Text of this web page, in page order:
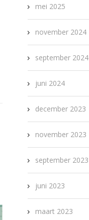
mei 2025
november 2024
september 2024
juni 2024
december 2023
november 2023
september 2023
juni 2023
maart 2023